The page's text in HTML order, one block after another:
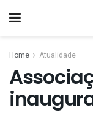
Home Atualidade